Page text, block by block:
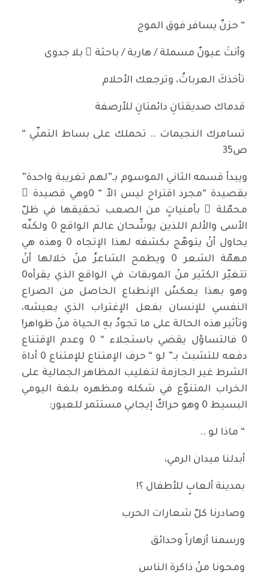
“ حزنٌ يسافر فوق الموج
وأنتَ عيونٌ مسملة / هاربة / باحثة ٌ بلا جدوى
تأخذكَ العرباتُ، وترجعك الأحلام
قدماك صديقتانِ دائمتانِ للأرصفة
تسامرك النجيمات .. تحملك على بساط التمنّي “
ص35
ويبدأ قسمه الثاني الموسوم بـ”لهم تغريبة واحدة”
بقصيدة “مجرد اقتراح ليس الاّ “ 0وهي قصيدة ٌ
محمّلة ٌ بأمنياتٍ من الصعب تحقيقها في ظلّ
الأسى والألم اللذين يوشّحان عالم الواقع 0 ولكنّه
يحاول أنْ يتوهّج بكشفه لهذا الإتجاه 0 وهذه هي
مهمّة الشعر 0 ويطمح الشاعرُ منْ خلالها أنْ
تتغيّر الكثير منْ الموبقات في الواقع الذي يقرأه0
وهو بهذا يعكسُ الإنطباع الحاصل من الصراع
النفسي للإنسان بفعل الإغتراب الذي يعيشه،
وتأثير هذه الحالة على ما تجودُ بهِ الحياة منْ ظواهر!
0 فالتساؤل يقضي باستجلاء “ 0 وعدم الإقتناع
دفعه للتشبث بـ” لو “ حرف الإمتناع للإمتناع 0 أداة
الشرط غير الجازمة لتغليب المظاهر الجمالية على
الخراب المتنوّع في شكله ومظهره بلغة اليومي
البسيط 0 وهو حراكٌ إيجابي مستثمر للعبور:
“ ماذا لو ..
أبدلنا ميدان الرمي،
بمدينة ألعابٍ للأطفال ؟!
وصادرنا كلّ شعارات الحرب
ورسمنا أزهاراً وحدائق
ومحونا منْ ذاكرة الناس